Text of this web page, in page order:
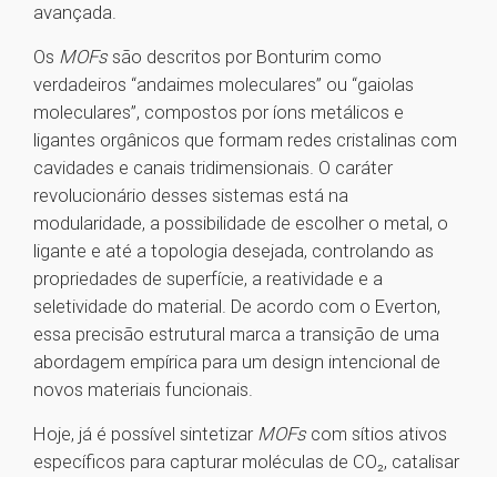
avançada.
Os MOFs são descritos por Bonturim como
verdadeiros “andaimes moleculares” ou “gaiolas
moleculares”, compostos por íons metálicos e
ligantes orgânicos que formam redes cristalinas com
cavidades e canais tridimensionais. O caráter
revolucionário desses sistemas está na
modularidade, a possibilidade de escolher o metal, o
ligante e até a topologia desejada, controlando as
propriedades de superfície, a reatividade e a
seletividade do material. De acordo com o Everton,
essa precisão estrutural marca a transição de uma
abordagem empírica para um design intencional de
novos materiais funcionais.
Hoje, já é possível sintetizar MOFs com sítios ativos
específicos para capturar moléculas de CO₂, catalisar